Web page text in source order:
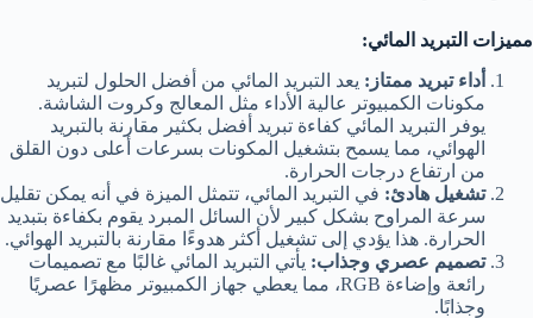
مميزات التبريد المائي:
أداء تبريد ممتاز: يعد التبريد المائي من أفضل الحلول لتبريد
مكونات الكمبيوتر عالية الأداء مثل المعالج وكروت الشاشة.
يوفر التبريد المائي كفاءة تبريد أفضل بكثير مقارنة بالتبريد
الهوائي، مما يسمح بتشغيل المكونات بسرعات أعلى دون القلق
من ارتفاع درجات الحرارة.
تشغيل هادئ: في التبريد المائي، تتمثل الميزة في أنه يمكن تقليل
سرعة المراوح بشكل كبير لأن السائل المبرد يقوم بكفاءة بتبديد
الحرارة. هذا يؤدي إلى تشغيل أكثر هدوءًا مقارنة بالتبريد الهوائي.
تصميم عصري وجذاب: يأتي التبريد المائي غالبًا مع تصميمات
رائعة وإضاءة RGB، مما يعطي جهاز الكمبيوتر مظهرًا عصريًا
وجذابًا.